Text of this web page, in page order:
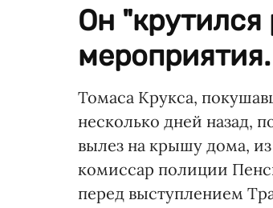
Он
мероприятия.
Томаса Крукса,
несколько дней назад,
вылез на крышу дома,
комиссар полиции
перед выступлением